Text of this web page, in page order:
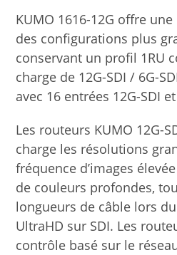
KUMO 1616-12G offre
des configurations plus
conservant un profil 1RU
charge de 12G-SDI / 6G-
avec 16 entrées 12G-SDI
Les routeurs KUMO 12G-
charge les résolutions
fréquence d’images
de couleurs profondes,
longueurs de câble lors
UltraHD sur SDI. Les
contrôle basé sur le